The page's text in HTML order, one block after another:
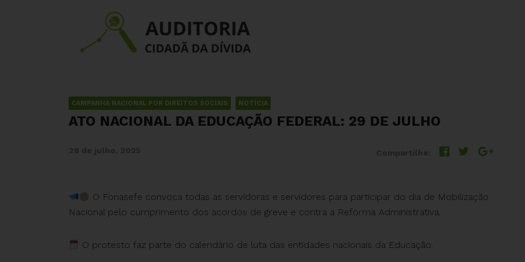
CAMPANHA NACIONAL POR DIREITOS SOCIAIS NOTÍCIA
ATO NACIONAL DA EDUCAÇÃO FEDERAL: 29 DE JULHO
O Fonasefe convoca todas as servidoras e servidores para participar do dia de Mobilização
Nacional pelo cumprimento dos acordos de greve e contra a Reforma Administrativa.
O protesto faz parte do calendário de luta das entidades nacionais da Educação.